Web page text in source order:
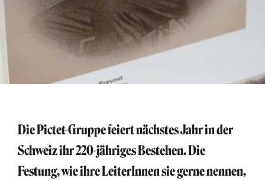
Die Pictet-Gruppe feiert nächstes Jahr in der
Schweiz ihr 220-jähriges Bestehen. Die
Festung, wie ihre LeiterInnen sie gerne nennen,